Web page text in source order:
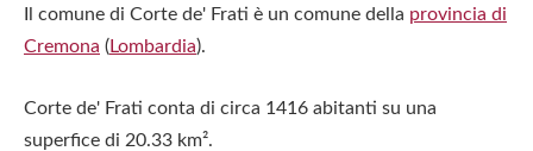
Il comune di Corte de' Frati è un comune della provincia di
Cremona (Lombardia).
Corte de' Frati conta di circa 1416 abitanti su una
superfice di 20.33 km².